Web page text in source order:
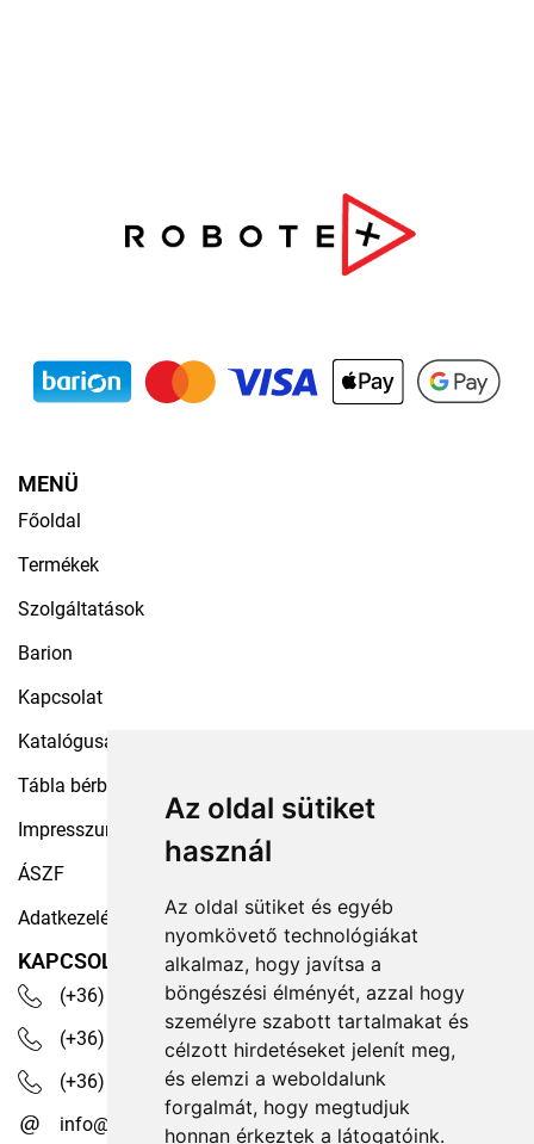
Az oldal sütiket
használ
Az oldal sütiket és egyéb
nyomkövető technológiákat
alkalmaz, hogy javítsa a
böngészési élményét, azzal hogy
személyre szabott tartalmakat és
célzott hirdetéseket jelenít meg,
és elemzi a weboldalunk
forgalmát, hogy megtudjuk
honnan érkeztek a látogatóink.
MENÜ
Főoldal
Termékek
Szolgáltatások
Barion
Kapcsolat
Katalógusaink
Tábla bérbeadás
Impresszum
ÁSZF
Adatkezelési tájékoztató
KAPCSOLAT
(+36) 30 535 4503
(+36) 1 329 7472
(+36) 1 350 1236
info@robotex.hu